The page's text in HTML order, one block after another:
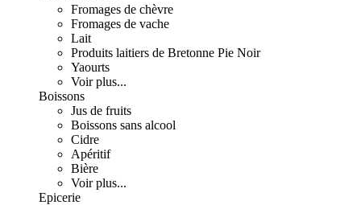
Fromages de chèvre
Fromages de vache
Lait
Produits laitiers de Bretonne Pie Noir
Yaourts
Voir plus...
Boissons
Jus de fruits
Boissons sans alcool
Cidre
Apéritif
Bière
Voir plus...
Epicerie